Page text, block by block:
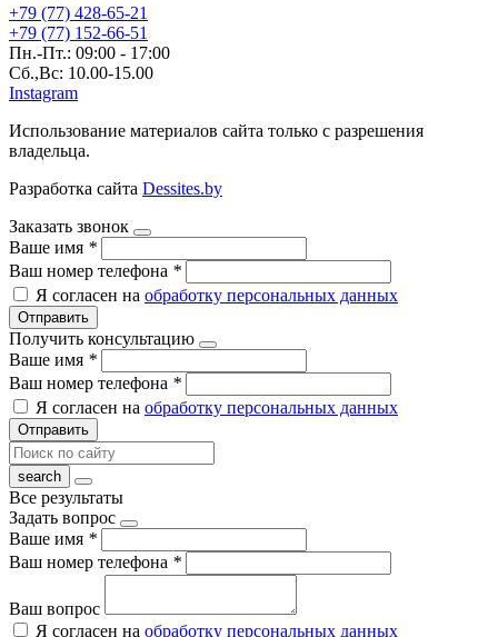
+79 (77) 428-65-21
+79 (77) 152-66-51
Пн.-Пт.: 09:00 - 17:00
Сб.,Вс: 10.00-15.00
Instagram
Использование материалов сайта только с разрешения
владельца.
Разработка сайта Dessites.by
Заказать звонок
Ваше имя *
Ваш номер телефона *
Я согласен на обработку персональных данных
Отправить
Получить консультацию
Ваше имя *
Ваш номер телефона *
Я согласен на обработку персональных данных
Отправить
Все результаты
Задать вопрос
Ваше имя *
Ваш номер телефона *
Ваш вопрос
Я согласен на обработку персональных данных